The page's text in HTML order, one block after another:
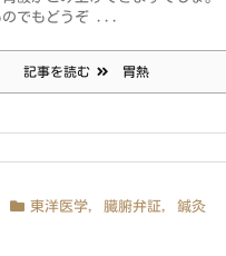
でもどうぞ ...
記事を読む 胃熱
東洋医学, 臓腑弁証, 鍼灸